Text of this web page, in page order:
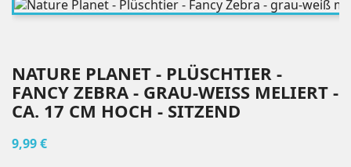
NATURE PLANET - PLÜSCHTIER -
FANCY ZEBRA - GRAU-WEISS MELIERT - C
A. 17 CM HOCH - SITZEND
9,99 €